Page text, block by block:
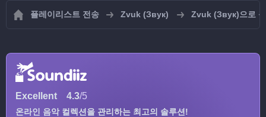
플레이리스트 전송 Zvuk (Звук) Zvuk (Звук)으로
Excellent 4.3/5
온라인 음악 컬렉션을 관리하는 최고의 솔루션!